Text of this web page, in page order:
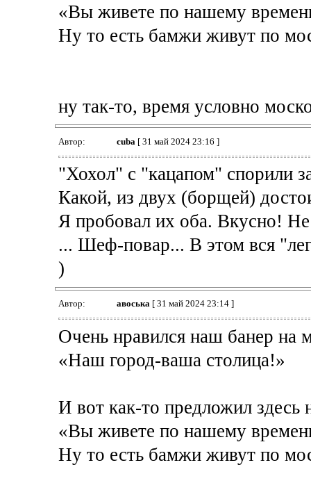
«Вы живете по нашему
Ну то есть бамжи живут по
ну так-то, время условно
Автор: cuba[ 31 май 2024 23:16 ]
"Хохол" с "кацапом" спорили
Какой, из двух (борщей)
Я пробовал их оба. Вкусно!
... Шеф-повар... В этом вся
)
Автор: авоська[ 31 май 2024 23:14 ]
Очень нравился наш банер на
«Наш город-ваша столица!»
И вот как-то предложил
«Вы живете по нашему
Ну то есть бамжи живут по